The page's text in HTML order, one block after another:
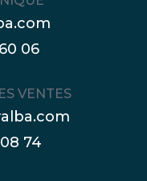
06
VENTES
74